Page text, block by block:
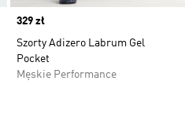
Price
329 zł
Szorty Adizero Labrum Gel
Pocket
Męskie Performance